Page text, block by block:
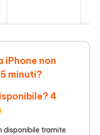
iPhone non
minuti?
4
disponibile tramite